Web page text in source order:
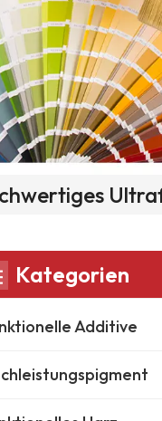
Kategorien
Additive